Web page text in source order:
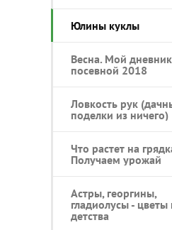
Юлины куклы
Весна. Мой дневник
посевной 2018
Ловкость рук
поделки из ничего)
Что растет на
Получаем урожай
Астры, георгины,
гладиолусы - цветы
детства